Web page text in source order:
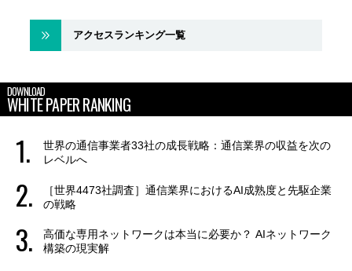
アクセスランキング一覧
DOWNLOAD
WHITE PAPER RANKING
世界の通信事業者33社の成長戦略：通信業界の収益を次の
レベルへ
［世界4473社調査］通信業界におけるAI成熟度と先駆企業
の戦略
高価な専用ネットワークは本当に必要か？ AIネットワーク
構築の現実解